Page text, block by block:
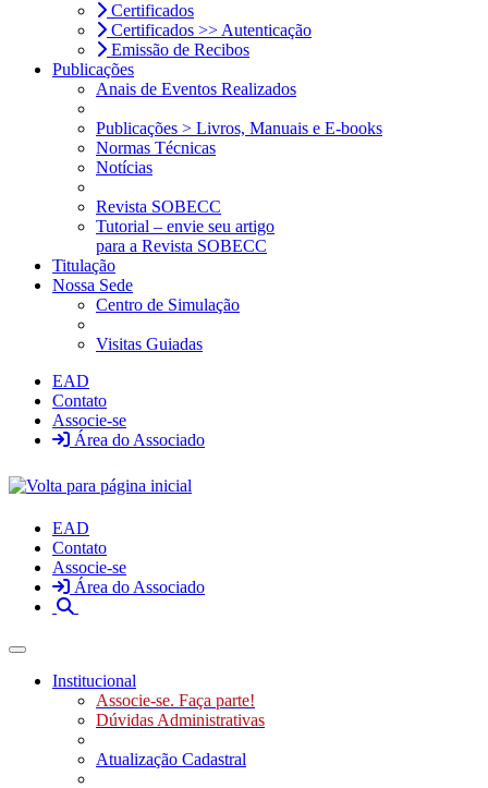
Certificados
Certificados >> Autenticação
Emissão de Recibos
Publicações
Anais de Eventos Realizados
Publicações > Livros, Manuais e E-books
Normas Técnicas
Notícias
Revista SOBECC
Tutorial – envie seu artigo
para a Revista SOBECC
Titulação
Nossa Sede
Centro de Simulação
Visitas Guiadas
EAD
Contato
Associe-se
Área do Associado
EAD
Contato
Associe-se
Área do Associado
Toggle navigation
Institucional
Associe-se. Faça parte!
Dúvidas Administrativas
Atualização Cadastral